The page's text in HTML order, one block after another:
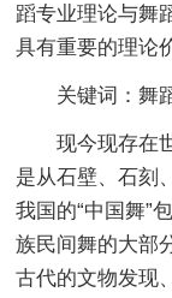
蹈专业理论与舞
具有重要的理论
关键词：舞
现今现存在世
是从石壁、石刻
我国的“中国舞”
族民间舞的大部
古代的文物发现